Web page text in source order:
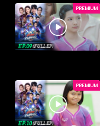
PREMIUM
PREMIUM